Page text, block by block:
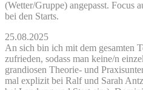
(Wetter/Gruppe) angepasst. Focus
bei den Starts.
25.08.2025
An sich bin ich mit dem gesamten
zufrieden, sodass man keine/n
grandiosen Theorie- und
mal explizit bei Ralf und Sarah